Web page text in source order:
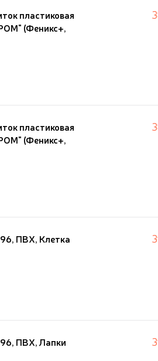
пластиковая
(Феникс+,
см, 1 отд. кнопка,
пластиковая
(Феникс+,
см, 1 отд. кнопка,
ПВХ, Клетка
ПВХ, Лапки